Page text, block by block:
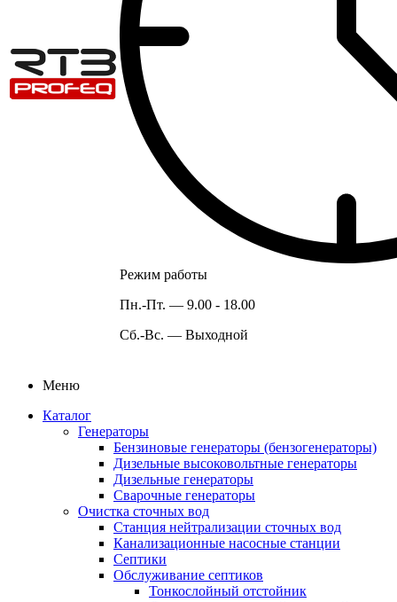
Режим работы
Пн.-Пт. — 9.00 - 18.00
Сб.-Вс. — Выходной
Меню
Каталог
Генераторы
Бензиновые генераторы (бензогенераторы)
Дизельные высоковольтные генераторы
Дизельные генераторы
Сварочные генераторы
Очистка сточных вод
Станция нейтрализации сточных вод
Канализационные насосные станции
Септики
Обслуживание септиков
Тонкослойный отстойник